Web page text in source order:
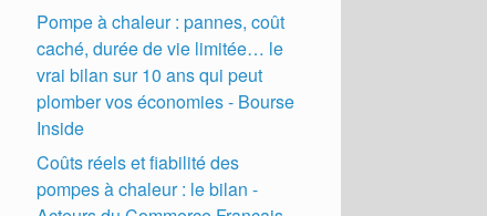
Pompe à chaleur : pannes, coût
caché, durée de vie limitée… le
vrai bilan sur 10 ans qui peut
plomber vos économies - Bourse
Inside
Coûts réels et fiabilité des
pompes à chaleur : le bilan -